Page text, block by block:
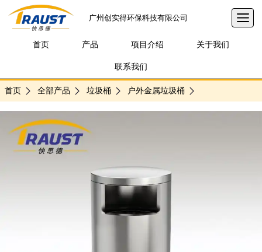
广州创实得环保科技有限公司
首页 产品 项目介绍 关于我们
联系我们
首页 全部产品 垃圾桶 户外金属垃圾桶